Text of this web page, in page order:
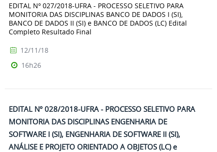
EDITAL Nº 027/2018-UFRA - PROCESSO SELETIVO PARA
MONITORIA DAS DISCIPLINAS BANCO DE DADOS I (SI),
BANCO DE DADOS II (SI) e BANCO DE DADOS (LC) Edital
Completo Resultado Final
12/11/18
16h26
EDITAL Nº 028/2018-UFRA - PROCESSO SELETIVO PARA
MONITORIA DAS DISCIPLINAS ENGENHARIA DE
SOFTWARE I (SI), ENGENHARIA DE SOFTWARE II (SI),
ANÁLISE E PROJETO ORIENTADO A OBJETOS (LC) e